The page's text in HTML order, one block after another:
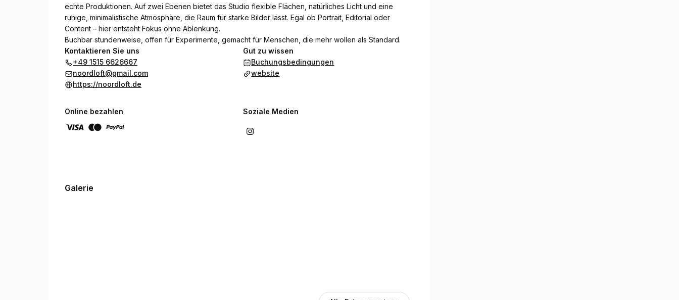
echte Produktionen. Auf zwei Ebenen bietet das Studio flexible Flächen, natürliches Licht und eine
ruhige, minimalistische Atmosphäre, die Raum für starke Bilder lässt. Egal ob Portrait, Editorial oder
Content – hier entsteht Fokus ohne Ablenkung.
Buchbar stundenweise, offen für Experimente, gemacht für Menschen, die mehr wollen als Standard.
Kontaktieren Sie uns
+49 1515 6626667
noordloft@gmail.com
https://noordloft.de
Gut zu wissen
Buchungsbedingungen
website
Online bezahlen Soziale Medien
Galerie